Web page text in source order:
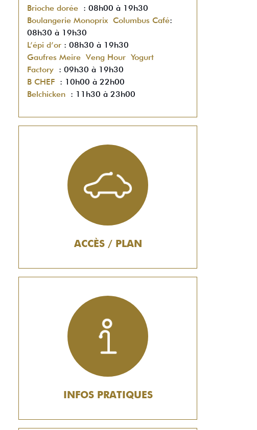
Brioche dorée : 08h00 à 19h30
Boulangerie Monoprix Columbus Café:
08h30 à 19h30
L’épi d’or : 08h30 à 19h30
Gaufres Meire Veng Hour Yogurt
Factory : 09h30 à 19h30
B CHEF : 10h00 à 22h00
Belchicken : 11h30 à 23h00
ACCÈS / PLAN
INFOS PRATIQUES